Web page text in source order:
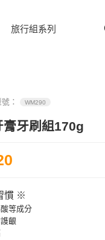
旅行組系列
號： WM290
膏牙刷組170g
慣 ※
等成分
齦